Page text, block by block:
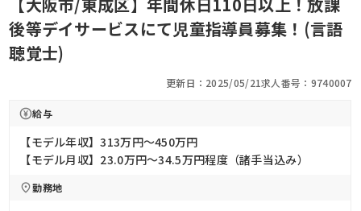
後等デイサービスにて児童指導員募集！(言語
聴覚士)
更新日：2025/05/21求人番号：9740007
給与
【モデル年収】313万円〜450万円
【モデル月収】23.0万円〜34.5万円程度（諸手当込み）
勤務地